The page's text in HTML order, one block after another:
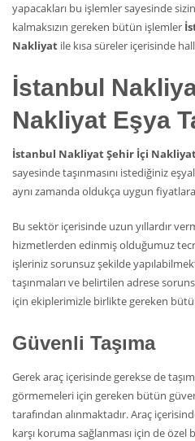
yapacakları bu işlemler sayesinde
kalmaksızın gereken bütün işlemler
Nakliyat ile kısa süreler içerisinde
İstanbul
Nakliyat Eşya
İstanbul Nakliyat Şehir İçi Nakliyat
sayesinde taşınmasını istediğiniz
aynı zamanda oldukça uygun
Bu sektör içerisinde uzun yıllardır
hizmetlerden edinmiş olduğumuz
işleriniz sorunsuz şekilde
taşınmaları ve belirtilen adrese
için ekiplerimizle birlikte gereken
Güvenli Taşıma
Gerek araç içerisinde gerekse de
görmemeleri için gereken bütün
tarafından alınmaktadır. Araç
karşı koruma sağlanması için de